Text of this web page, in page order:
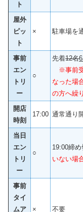
ト
屋外
ピッ
ト
× 駐車場を
事前
エン
トリ
ー
○
先着12名
※事前
なった場
の方へ繰
開店
時刻
17:00 通常通り
当日
エン
トリ
ー
○
19:00締め
いない場
事前
タイ
ムア
× 不要